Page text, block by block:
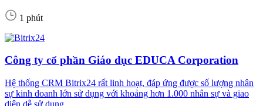
1 phút
Công ty cổ phần Giáo dục EDUCA Corporation
Hệ thống CRM Bitrix24 rất linh hoạt, đáp ứng được số lượng nhân
sự kinh doanh lớn sử dụng với khoảng hơn 1.000 nhân sự và giao